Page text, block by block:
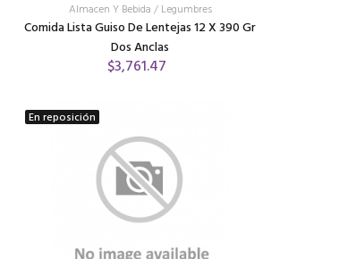
Almacen Y Bebida / Legumbres
Comida Lista Guiso De Lentejas 12 X 390 Gr
Dos Anclas
$3,761.47
En reposición